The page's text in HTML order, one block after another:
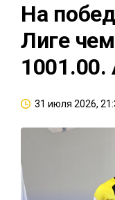
На
Лиге
1001.00.
31 июля 2026,